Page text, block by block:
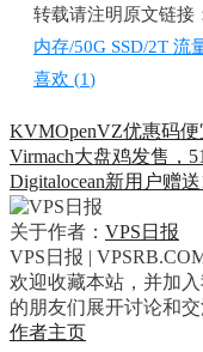
转载请注明原文链接
内存/50G SSD/2T 流
喜欢 (1)
KVMOpenVZ优惠码便
Virmach大盘鸡发售，
Digitalocean新用户赠
关于作者： VPS日报
VPS日报 |
欢迎收藏本站，并加
的朋友们展开讨论和交
作者主页